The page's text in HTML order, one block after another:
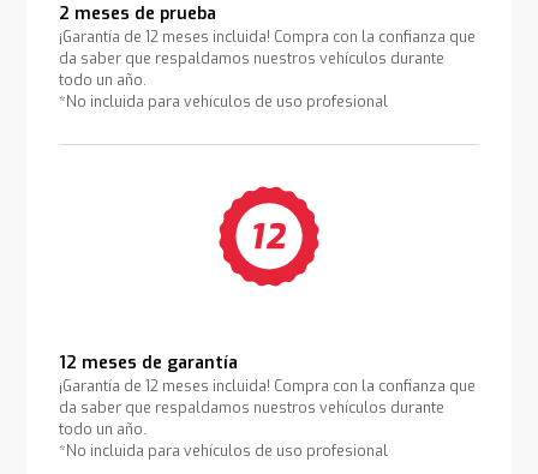
2 meses de prueba
¡Garantía de 12 meses incluida! Compra con la confianza que
da saber que respaldamos nuestros vehículos durante
todo un año.
*No incluida para vehículos de uso profesional
12 meses de garantía
¡Garantía de 12 meses incluida! Compra con la confianza que
da saber que respaldamos nuestros vehículos durante
todo un año.
*No incluida para vehículos de uso profesional